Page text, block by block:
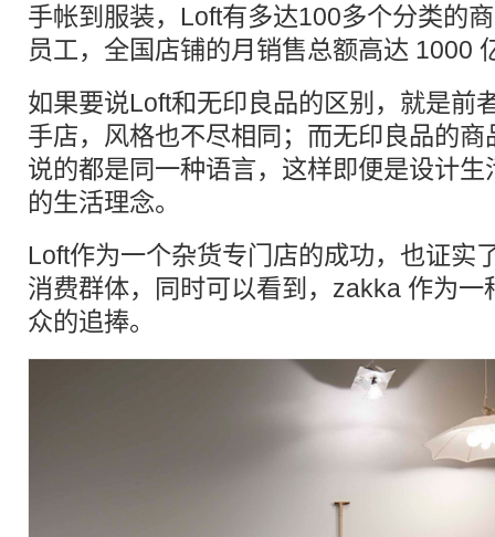
手帐到服装，Loft有多达100多个分类的
员工，全国店铺的月销售总额高达 1000
如果要说Loft和无印良品的区别，就是前
手店，风格也不尽相同；而无印良品的
说的都是同一种语言，这样即便是设计
的生活理念。
Loft作为一个杂货专门店的成功，也证实
消费群体，同时可以看到，zakka 作为一
众的追捧。